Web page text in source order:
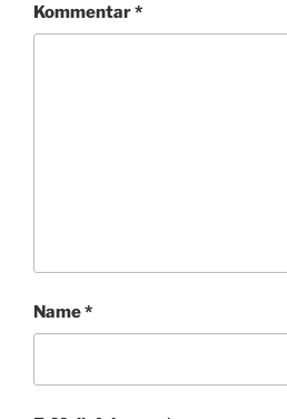
Kommentar*
Name*